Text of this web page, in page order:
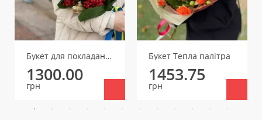
Букет для покладання з калиною та колосками
1300.00
грн
Букет Тепла палітра
1453.75
грн